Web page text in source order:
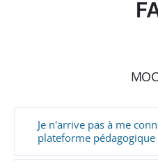
Je n'arrive pas à me
plateforme pédagogique